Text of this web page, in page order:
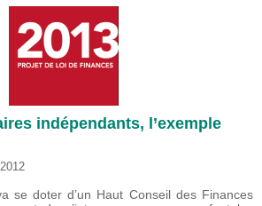
indépendants, l’exemple
se doter d’un Haut Conseil des Finances